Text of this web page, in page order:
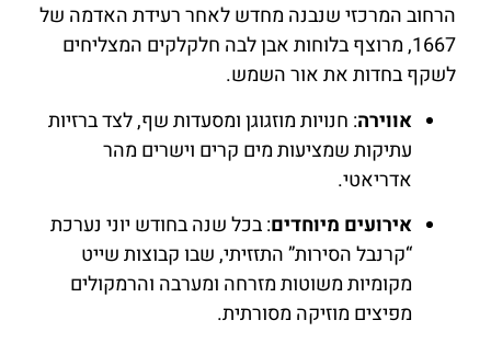
הרחוב המרכזי שנבנה מחדש לאחר רעידת האדמה של
1667, מרוצף בלוחות אבן לבה חלקלקים המצליחים
לשקף בחדות את אור השמש.
אווירה: חנויות מוזגוגן ומסעדות שף, לצד ברזיות
עתיקות שמציעות מים קרים וישרים מהר
אדריאטי.
אירועים מיוחדים: בכל שנה בחודש יוני נערכת
“קרנבל הסירות” התזזיתי, שבו קבוצות שייט
מקומיות משוטות מזרחה ומערבה והרמקולים
מפיצים מוזיקה מסורתית.